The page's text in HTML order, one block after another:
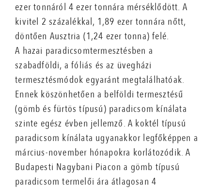
ezer tonnáról 4 ezer tonnára mérséklődött. A
kivitel 2 százalékkal, 1,89 ezer tonnára nőtt,
döntően Ausztria (1,24 ezer tonna) felé.
A hazai paradicsomtermesztésben a
szabadföldi, a fóliás és az üvegházi
termesztésmódok egyaránt megtalálhatóak.
Ennek köszönhetően a belföldi termesztésű
(gömb és fürtös típusú) paradicsom kínálata
szinte egész évben jellemző. A koktél típusú
paradicsom kínálata ugyanakkor legfőképpen a
március-november hónapokra korlátozódik. A
Budapesti Nagybani Piacon a gömb típusú
paradicsom termelői ára átlagosan 4